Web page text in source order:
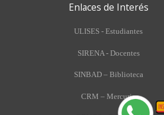
Enlaces de Interés
ULISES - Estudiantes
SIRENA - Docentes
SINBAD – Biblioteca
CRM – Mercurio